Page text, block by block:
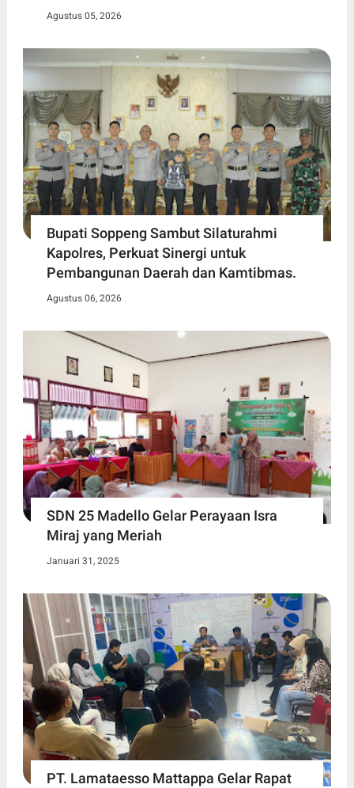
Agustus 05, 2026
Bupati Soppeng Sambut Silaturahmi
Kapolres, Perkuat Sinergi untuk
Pembangunan Daerah dan Kamtibmas.
Agustus 06, 2026
SDN 25 Madello Gelar Perayaan Isra
Miraj yang Meriah
Januari 31, 2025
PT. Lamataesso Mattappa Gelar Rapat